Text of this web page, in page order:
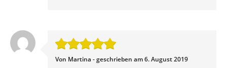
Von Martina - geschrieben am 6. August 2019